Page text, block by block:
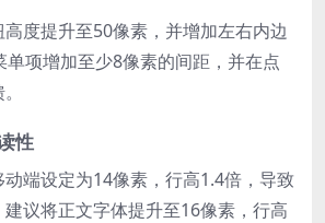
度提升至50像素，并增加左右内边
单项增加至少8像素的间距，并在点
性
端设定为14像素，行高1.4倍，导致
议将正文字体提升至16像素，行高